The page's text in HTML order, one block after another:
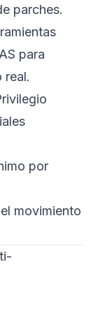
parches.
para
real.
por
movimiento